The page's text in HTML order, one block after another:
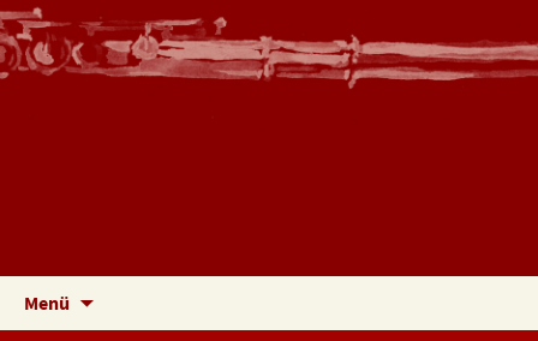
Christoph Riemenschneider
Musik und Querflötenunterricht in Trier
Menü